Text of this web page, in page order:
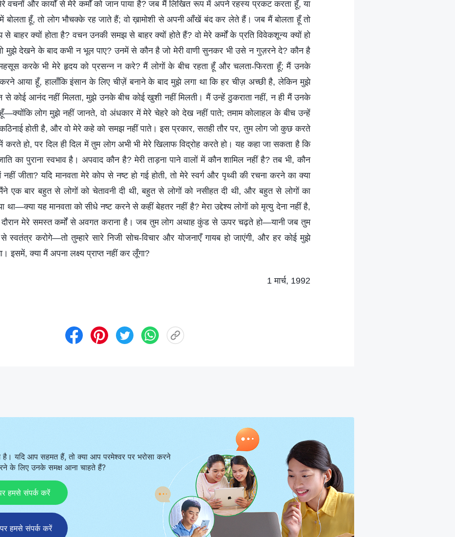
वचनों और कार्यों से मेरे कर्मों को जान पाया है? जब मैं लिखित रूप में अपने रहस्य प्रकट करता हूँ, या
बोलता हूँ, तो लोग भौचक्के रह जाते हैं; वो ख़ामोशी से अपनी आँखें बंद कर लेते हैं। जब मैं बोलता हूँ तो
बाहर क्यों होता है? वचन उनकी समझ से बाहर क्यों होते हैं? वो मेरे कर्मों के प्रति विवेकशून्य क्यों हो
मुझे देखने के बाद कभी न भूल पाए? उनमें से कौन है जो मेरी वाणी सुनकर भी उसे न गुज़रने दे? कौन है
महसूस करके भी मेरे हृदय को प्रसन्न न करे? मैं लोगों के बीच रहता हूँ और चलता-फिरता हूँ; मैं उनके
आया हूँ, हालाँकि इंसान के लिए चीज़ें बनाने के बाद मुझे लगा था कि हर चीज़ अच्छी है, लेकिन मुझे
से कोई आनंद नहीं मिलता, मुझे उनके बीच कोई खुशी नहीं मिलती। मैं उन्हें ठुकराता नहीं, न ही मैं उनके
हूँ—क्योंकि लोग मुझे नहीं जानते, वो अंधकार में मेरे चेहरे को देख नहीं पाते; तमाम कोलाहल के बीच उन्हें
होती है, और वो मेरे कहे को समझ नहीं पाते। इस प्रकार, सतही तौर पर, तुम लोग जो कुछ करते
करते हो, पर दिल ही दिल में तुम लोग अभी भी मेरे खिलाफ विद्रोह करते हो। यह कहा जा सकता है कि
का पुराना स्वभाव है। अपवाद कौन है? मेरी ताड़ना पाने वालों में कौन शामिल नहीं है? तब भी, कौन
जीता? यदि मानवता मेरे कोप से नष्ट हो गई होती, तो मेरे स्वर्ग और पृथ्वी की रचना करने का क्या
एक बार बहुत से लोगों को चेतावनी दी थी, बहुत से लोगों को नसीहत दी थी, और बहुत से लोगों का
यह मानवता को सीधे नष्ट करने से कहीं बेहतर नहीं है? मेरा उद्देश्य लोगों को मृत्यु देना नहीं है,
दौरान मेरे समस्त कर्मों से अवगत कराना है। जब तुम लोग अथाह कुंड से ऊपर चढ़ते हो—यानी जब तुम
स्वतंत्र करोगे—तो तुम्हारे सारे निजी सोच-विचार और योजनाएँ गायब हो जाएंगी, और हर कोई मुझे
इसमें, क्या मैं अपना लक्ष्य प्राप्त नहीं कर लूँगा?
1 मार्च, 1992
है। यदि आप सहमत हैं, तो क्या आप परमेश्वर पर भरोसा करने
के लिए उनके समक्ष आना चाहते हैं?
हमसे संपर्क करें
हमसे संपर्क करें